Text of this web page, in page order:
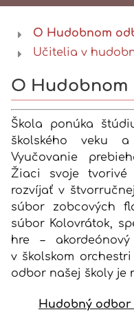
Hudobný
odbor
O Hudobnom
Učitelia v
O Hudobnom
Škola ponúka
školského veku
Vyučovanie
Žiaci svoje tvorivé
rozvíjať v
súbor zobcových
súbor Kolovrátok,
hre –
v školskom
odbor našej školy je
Hudobný